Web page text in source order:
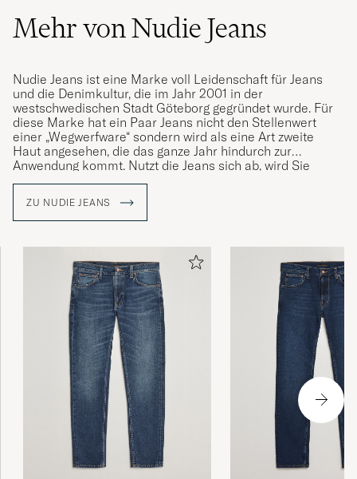
Mehr von Nudie Jeans
Nudie Jeans ist eine Marke voll Leidenschaft für Jeans
und die Denimkultur, die im Jahr 2001 in der
westschwedischen Stadt Göteborg gegründet wurde. Für
diese Marke hat ein Paar Jeans nicht den Stellenwert
einer „Wegwerfware“ sondern wird als eine Art zweite
Haut angesehen, die das ganze Jahr hindurch zur
Anwendung kommt. Nutzt die Jeans sich ab, wird Sie
Label ist geprägt von hohem Umweltbewusstsein und
einer ethischen Einstellung, die bereits einen großen
war die Marke einer der ersten Hersteller, der biologische
Baumwolle für die Produktion verwendete.
ZU NUDIE JEANS